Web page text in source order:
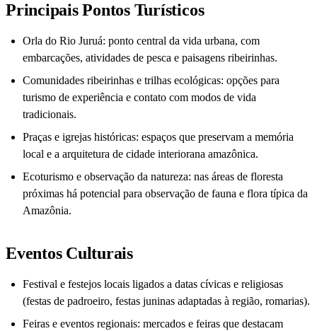
Principais Pontos Turísticos
Orla do Rio Juruá: ponto central da vida urbana, com
embarcações, atividades de pesca e paisagens ribeirinhas.
Comunidades ribeirinhas e trilhas ecológicas: opções para
turismo de experiência e contato com modos de vida
tradicionais.
Praças e igrejas históricas: espaços que preservam a memória
local e a arquitetura de cidade interiorana amazônica.
Ecoturismo e observação da natureza: nas áreas de floresta
próximas há potencial para observação de fauna e flora típica da
Amazônia.
Eventos Culturais
Festival e festejos locais ligados a datas cívicas e religiosas
(festas de padroeiro, festas juninas adaptadas à região, romarias).
Feiras e eventos regionais: mercados e feiras que destacam